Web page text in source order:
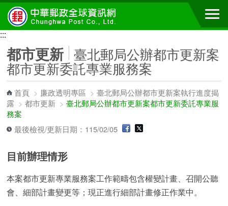
跳到主要內容區塊
:::
都市更新 臺北郵局公辦都市更新案
都市更新委託專業服務案
首頁 > 廉政透明專區 >臺北郵局公辦都市更新案執行進度揭
露 >都市更新 >臺北郵局公辦都市更新案都市更新委託專業服
務案
最後檢視/更新日期：115/02/05
目前辦理情形
本案都市更新專業服務案工作範疇包含權變計畫、召開公聽
會、細部計畫變更等；現正進行細部計畫修正作業中。